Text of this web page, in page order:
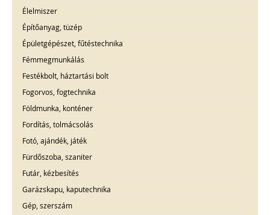
Élelmiszer
Építőanyag, tüzép
Épületgépészet, fűtéstechnika
Fémmegmunkálás
Festékbolt, háztartási bolt
Fogorvos, fogtechnika
Földmunka, konténer
Fordítás, tolmácsolás
Fotó, ajándék, játék
Fürdőszoba, szaniter
Futár, kézbesítés
Garázskapu, kaputechnika
Gép, szerszám